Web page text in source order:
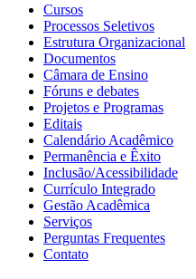
Cursos
Processos Seletivos
Estrutura Organizacional
Documentos
Câmara de Ensino
Fóruns e debates
Projetos e Programas
Editais
Calendário Acadêmico
Permanência e Êxito
Inclusão/Acessibilidade
Currículo Integrado
Gestão Acadêmica
Serviços
Perguntas Frequentes
Contato